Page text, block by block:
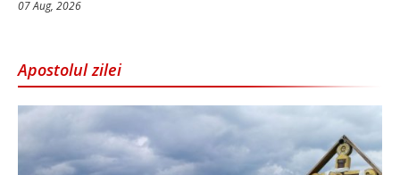
07 Aug, 2026
Apostolul zilei